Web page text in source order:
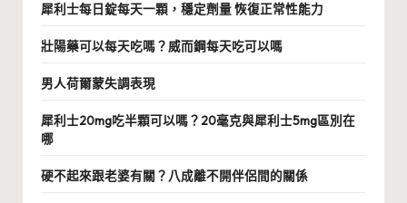
犀利士每日錠每天一顆，穩定劑量 恢復正常性能力
壯陽藥可以每天吃嗎？威而鋼每天吃可以嗎
男人荷爾蒙失調表現
犀利士20mg吃半顆可以嗎？20毫克與犀利士5mg區別在
哪
硬不起來跟老婆有關？八成離不開伴侶間的關係